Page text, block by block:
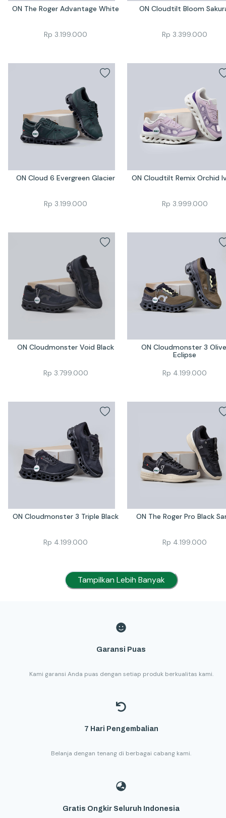
ON The Roger Advantage White
Rp 3.199.000
ON Cloudtilt Bloom
Rp 3.399.000
ON Cloud 6 Evergreen Glacier
Rp 3.199.000
ON Cloudtilt Remix Orchid
Rp 3.999.000
ON Cloudmonster Void Black
Rp 3.799.000
ON Cloudmonster 3 Olive
Eclipse
Rp 4.199.000
ON Cloudmonster 3 Triple Black
Rp 4.199.000
ON The Roger Pro Black
Rp 4.199.000
Tampilkan Lebih Banyak
Garansi Puas
Kami garansi Anda puas dengan setiap produk berkualitas kami.
7 Hari Pengembalian
Belanja dengan tenang di berbagai cabang kami.
Gratis Ongkir Seluruh Indonesia